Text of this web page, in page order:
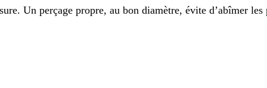
Un perçage propre, au bon diamètre, évite d’abîmer